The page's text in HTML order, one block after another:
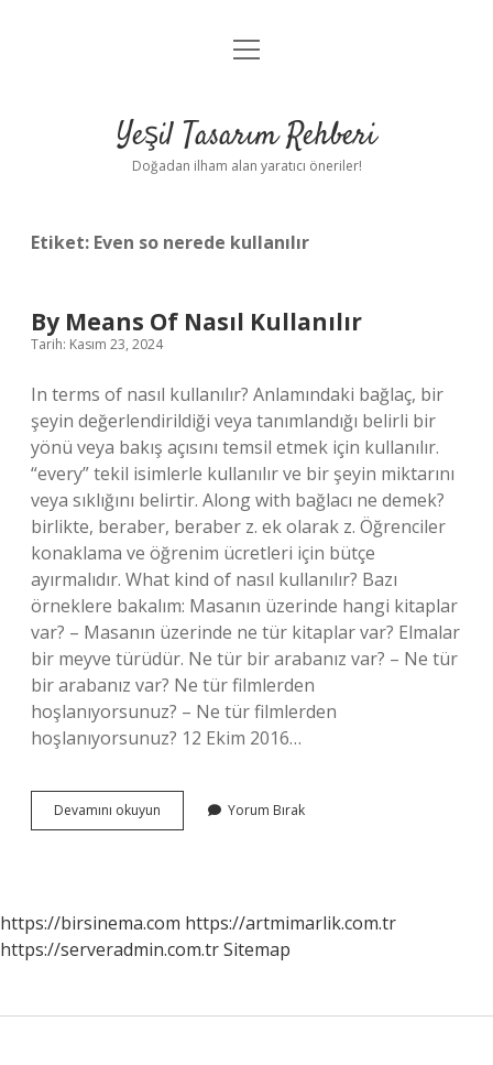
Anasayfa
Yasal Uyarı
menüyü
Yeşil Tasarım Rehberi
Doğadan ilham alan yaratıcı öneriler!
Etiket: Even so nerede kullanılır
By Means Of Nasıl Kullanılır
Tarih: Kasım 23, 2024
In terms of nasıl kullanılır? Anlamındaki bağlaç, bir
şeyin değerlendirildiği veya tanımlandığı belirli bir
yönü veya bakış açısını temsil etmek için kullanılır.
“every” tekil isimlerle kullanılır ve bir şeyin miktarını
veya sıklığını belirtir. Along with bağlacı ne demek?
birlikte, beraber, beraber z. ek olarak z. Öğrenciler
konaklama ve öğrenim ücretleri için bütçe
ayırmalıdır. What kind of nasıl kullanılır? Bazı
örneklere bakalım: Masanın üzerinde hangi kitaplar
var? – Masanın üzerinde ne tür kitaplar var? Elmalar
bir meyve türüdür. Ne tür bir arabanız var? – Ne tür
bir arabanız var? Ne tür filmlerden
hoşlanıyorsunuz? – Ne tür filmlerden
hoşlanıyorsunuz? 12 Ekim 2016…
Devamını okuyun
Means
Yorum Bırak
https://birsinema.com https://artmimarlik.com.tr
https://serveradmin.com.trSitemap